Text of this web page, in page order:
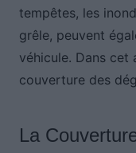
tempêtes, les
grêle, peuvent
véhicule. Dans cet
couverture des
La